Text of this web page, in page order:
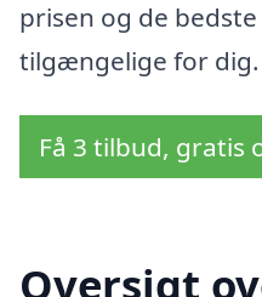
prisen og de
tilgængelige for dig.
Få 3 tilbud, gratis
Oversigt